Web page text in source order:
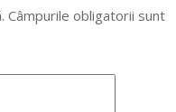
Câmpurile obligatorii sunt